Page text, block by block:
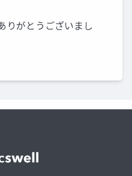
りがとうございまし